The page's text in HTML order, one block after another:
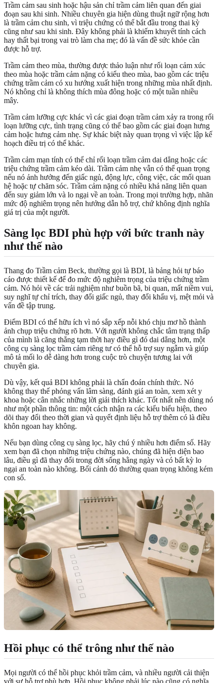
Trầm cảm sau sinh hoặc hậu sản chỉ trầm cảm liên quan đến giai
đoạn sau khi sinh. Nhiều chuyên gia hiện dùng thuật ngữ rộng hơn
là trầm cảm chu sinh, vì triệu chứng có thể bắt đầu trong thai kỳ
cũng như sau khi sinh. Đây không phải là khiếm khuyết tính cách
hay thất bại trong vai trò làm cha mẹ; đó là vấn đề sức khỏe cần
được hỗ trợ.
Trầm cảm theo mùa, thường được thảo luận như rối loạn cảm xúc
theo mùa hoặc trầm cảm nặng có kiểu theo mùa, bao gồm các triệu
chứng trầm cảm có xu hướng xuất hiện trong những mùa nhất định.
Nó không chỉ là không thích mùa đông hoặc có một tuần nhiều
mây.
Trầm cảm lưỡng cực khác vì các giai đoạn trầm cảm xảy ra trong rối
loạn lưỡng cực, tình trạng cũng có thể bao gồm các giai đoạn hưng
cảm hoặc hưng cảm nhẹ. Sự khác biệt này quan trọng vì việc lập kế
hoạch điều trị có thể khác.
Trầm cảm mạn tính có thể chỉ rối loạn trầm cảm dai dẳng hoặc các
triệu chứng trầm cảm kéo dài. Trầm cảm nhẹ vẫn có thể quan trọng
nếu nó ảnh hưởng đến giấc ngủ, động lực, công việc, các mối quan
hệ hoặc tự chăm sóc. Trầm cảm nặng có nhiều khả năng liên quan
đến suy giảm lớn và lo ngại về an toàn. Trong mọi trường hợp, nhãn
mức độ nghiêm trọng nên hướng dẫn hỗ trợ, chứ không định nghĩa
giá trị của một người.
Sàng lọc BDI phù hợp với bức tranh này
như thế nào
Thang đo Trầm cảm Beck, thường gọi là BDI, là bảng hỏi tự báo
cáo được thiết kế để đo mức độ nghiêm trọng của triệu chứng trầm
cảm. Nó hỏi về các trải nghiệm như buồn bã, bi quan, mất niềm vui,
suy nghĩ tự chỉ trích, thay đổi giấc ngủ, thay đổi khẩu vị, mệt mỏi và
vấn đề tập trung.
Điểm BDI có thể hữu ích vì nó sắp xếp nỗi khó chịu mơ hồ thành
ảnh chụp triệu chứng rõ hơn. Với người không chắc tâm trạng thấp
của mình là căng thẳng tạm thời hay điều gì đó dai dẳng hơn, một
công cụ sàng lọc trầm cảm riêng tư có thể hỗ trợ suy ngẫm và giúp
mô tả mối lo dễ dàng hơn trong cuộc trò chuyện tương lai với
chuyên gia.
Dù vậy, kết quả BDI không phải là chẩn đoán chính thức. Nó
không thay thế phỏng vấn lâm sàng, đánh giá an toàn, xem xét y
khoa hoặc cân nhắc những lời giải thích khác. Tốt nhất nên dùng nó
như một phần thông tin: một cách nhận ra các kiểu biểu hiện, theo
dõi thay đổi theo thời gian và quyết định liệu hỗ trợ thêm có là điều
khôn ngoan hay không.
Nếu bạn dùng công cụ sàng lọc, hãy chú ý nhiều hơn điểm số. Hãy
xem bạn đã chọn những triệu chứng nào, chúng đã hiện diện bao
lâu, điều gì đã thay đổi trong đời sống hằng ngày và có bất kỳ lo
ngại an toàn nào không. Bối cảnh đó thường quan trọng không kém
con số.
Hồi phục có thể trông như thế nào
Mọi người có thể hồi phục khỏi trầm cảm, và nhiều người cải thiện
với sự hỗ trợ phù hợp. Hồi phục không phải lúc nào cũng có nghĩa